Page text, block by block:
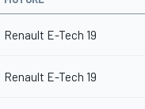
Renault E-Tech 19
Renault E-Tech 19